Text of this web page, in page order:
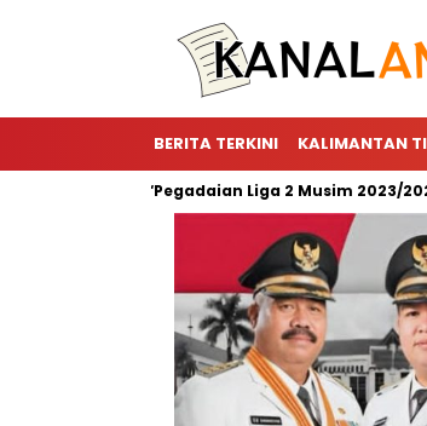
BERITA TERKINI KALIMANTAN
Utama “Pegadaian Liga 2 Musim 2023/2024”